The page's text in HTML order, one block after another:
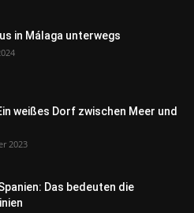
in Málaga unterwegs
weißes Dorf zwischen Meer und
2023
Das bedeuten die